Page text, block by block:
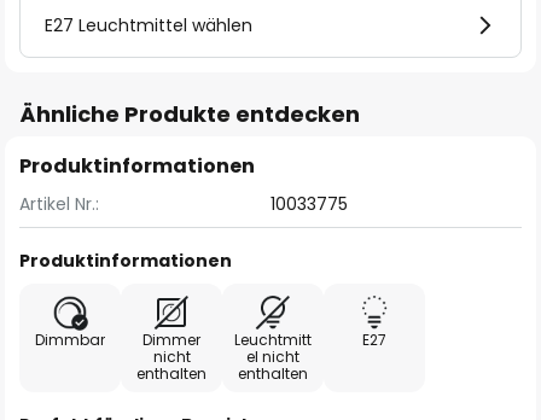
E27 Leuchtmittel wählen
Ähnliche Produkte entdecken
Produktinformationen
Artikel Nr.: 10033775
Produktinformationen
Dimmbar
Dimmer
nicht
enthalten
Leuchtmitt
el nicht
enthalten
E27